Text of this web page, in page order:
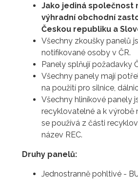
Jako jediná společnost
výhradní obchodní
Českou republiku a
Všechny zkoušky panelů
notifikované osoby v ČR.
Panely splňují požadavky
Všechny panely mají
na použití pro silnice,
Všechny hliníkové panely
recyklovatelné a k výrobě
se používá z části
název REC.
Druhy panelů:
Jednostranně pohltivé -